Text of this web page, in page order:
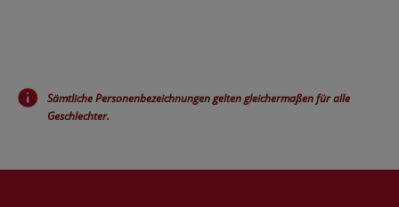
Sämtliche Personenbezeichnungen gelten gleichermaßen für alle
Geschlechter.